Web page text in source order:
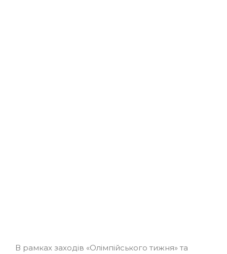
В рамках заходів «Олімпійського тижня» та